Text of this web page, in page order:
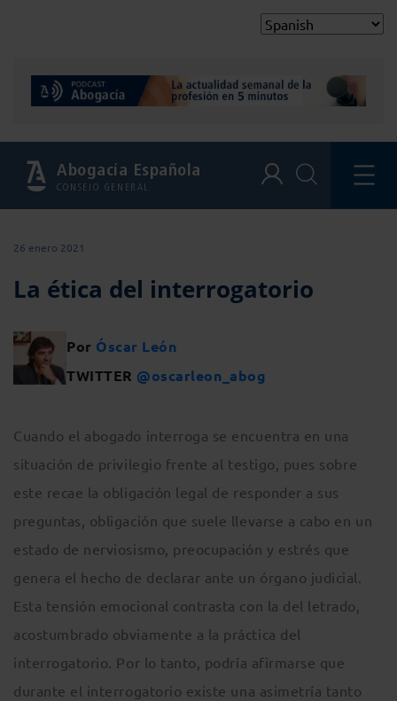
Abogacía Española
CONSEJO GENERAL
26 enero 2021
La ética del interrogatorio
Por Óscar León
TWITTER @oscarleon_abog
Cuando el abogado interroga se encuentra en una
situación de privilegio frente al testigo, pues sobre
este recae la obligación legal de responder a sus
preguntas, obligación que suele llevarse a cabo en un
estado de nerviosismo, preocupación y estrés que
genera el hecho de declarar ante un órgano judicial.
Esta tensión emocional contrasta con la del letrado,
acostumbrado obviamente a la práctica del
interrogatorio. Por lo tanto, podría afirmarse que
durante el interrogatorio existe una asimetría tanto